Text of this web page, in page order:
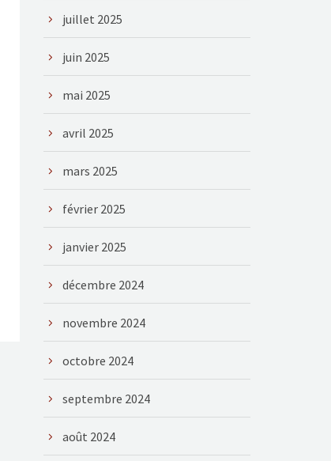
juillet 2025
juin 2025
mai 2025
avril 2025
mars 2025
février 2025
janvier 2025
décembre 2024
novembre 2024
octobre 2024
septembre 2024
août 2024